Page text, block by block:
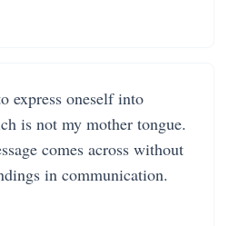
express oneself into
is not my mother tongue.
comes across without
in communication.